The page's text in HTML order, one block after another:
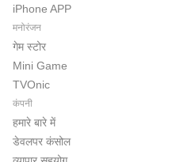
iPhone APP
मनोरंजन
गेम स्टोर
Mini Game
TVOnic
कंपनी
हमारे बारे में
डेवलपर कंसोल